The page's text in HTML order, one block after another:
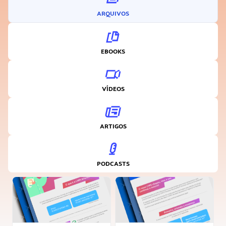
ARQUIVOS
EBOOKS
VÍDEOS
ARTIGOS
PODCASTS